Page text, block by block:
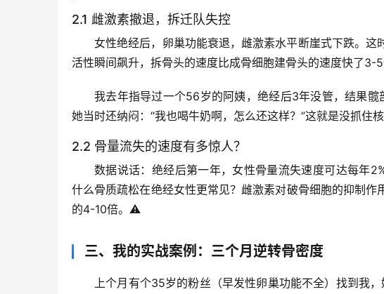
2.1 雌激素撤退，拆迁队失控
女性绝经后，卵巢功能衰退，雌激素水平断崖式下跌。
活性瞬间飙升，拆骨头的速度比成骨细胞建骨头的速度快了3-
我去年指导过一个56岁的阿姨，绝经后3年没管，结果髋
她当时还纳闷：“我也喝牛奶啊，怎么还这样？”这就是没抓
2.2 骨量流失的速度有多惊人？
数据说话：绝经后第一年，女性骨量流失速度可达每年
什么骨质疏松在绝经女性更常见？雌激素对破骨细胞的抑制
的4-10倍。⚠️
三、我的实战案例：三个月逆转骨密度
上个月有个35岁的粉丝（早发性卵巢功能不全）找到我